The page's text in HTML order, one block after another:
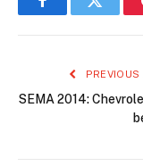
FacebookTwitter
PREVIOUS
SEMA 2014: